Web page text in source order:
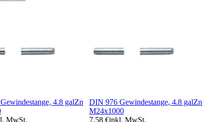
4.8 galZn
MwSt.
DIN 976 Gewindestange, 4.8 galZn
M24x1000
7,58 €inkl. MwSt.